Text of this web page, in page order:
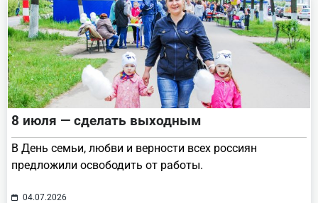
8 июля — сделать выходным
В День семьи, любви и верности всех россиян
предложили освободить от работы.
04.07.2026